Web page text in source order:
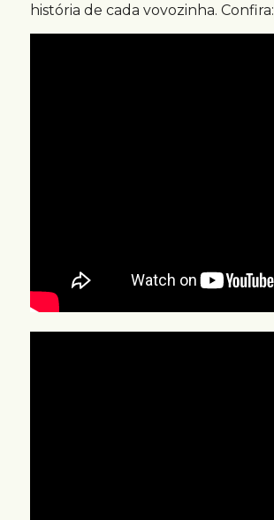
história de cada vovozinha. Confira: